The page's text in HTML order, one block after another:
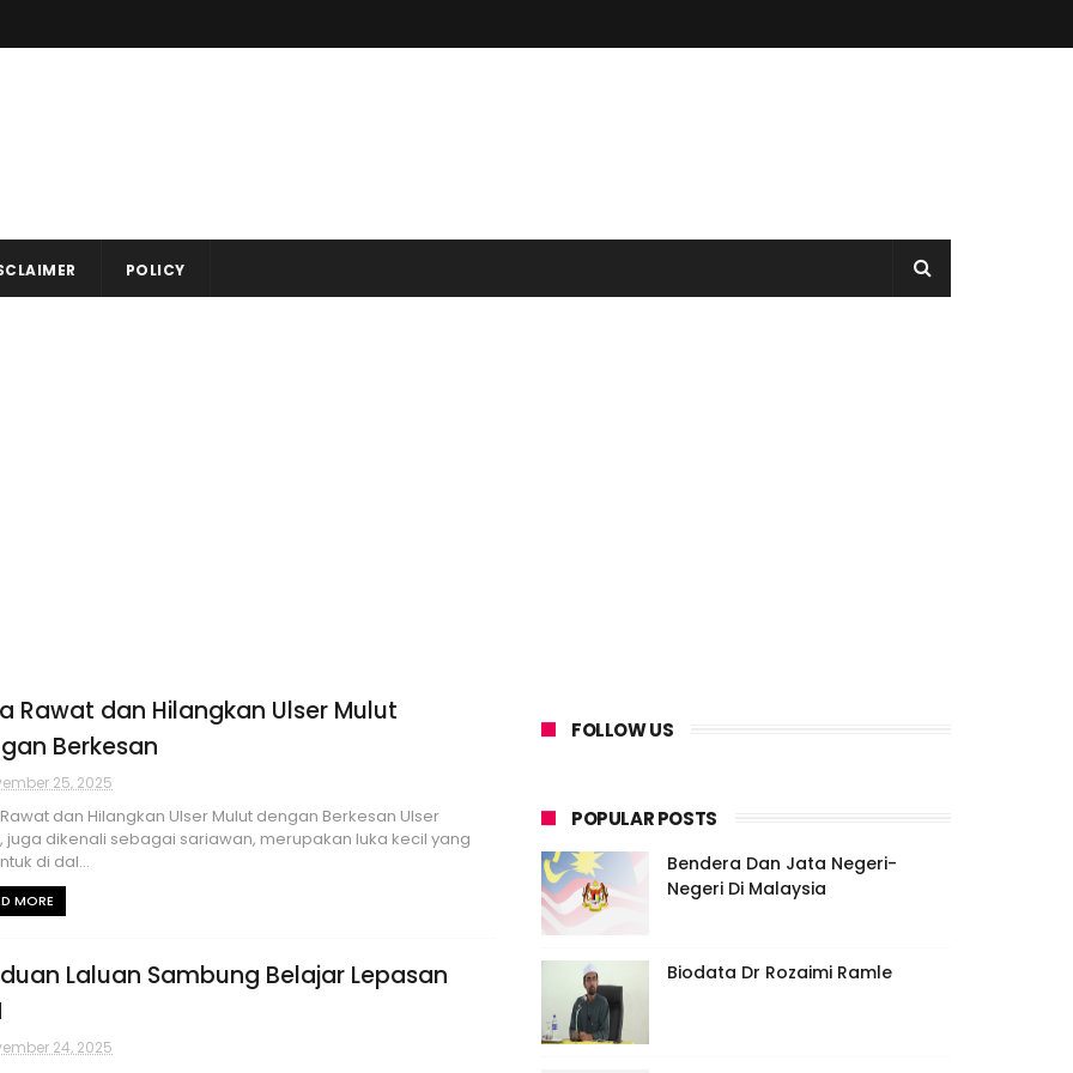
POLICY
Rawat dan Hilangkan Ulser Mulut
Berkesan
25, 2025
dan Hilangkan Ulser Mulut dengan Berkesan Ulser
juga dikenali sebagai sariawan, merupakan luka kecil yang
di dal...
MORE
Laluan Sambung Belajar Lepasan
24, 2025
FOLLOW US
POPULAR POSTS
Bendera Dan Jata Negeri-
Negeri Di Malaysia
Biodata Dr Rozaimi Ramle